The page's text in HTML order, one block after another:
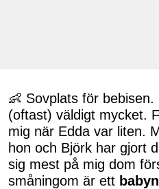
👶 Sovplats för
(oftast) väldigt mycket.
mig när Edda var liten.
hon och Björk har gjort
sig mest på mig dom
småningom är ett